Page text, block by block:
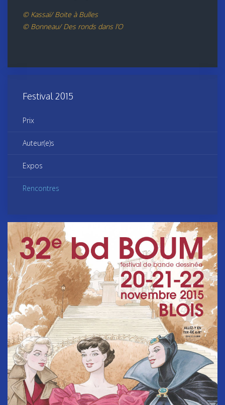
© Kassaï/ Boite à Bulles
© Bonneau/ Des ronds dans l’O
Festival 2015
Prix
Auteur(e)s
Expos
Rencontres